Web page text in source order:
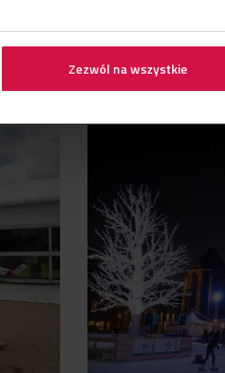
Zezwól na wszystkie
Merkury